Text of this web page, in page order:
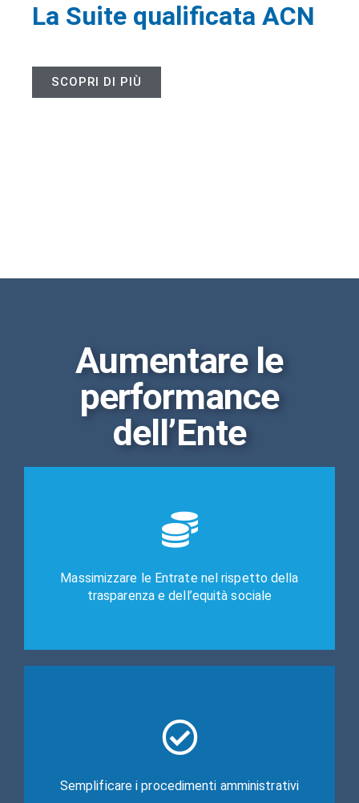
La Suite qualificata ACN
SCOPRI DI PIÙ
Aumentare le
performance
dell’Ente
Massimizzare le Entrate nel rispetto della
trasparenza e dell’equità sociale
*Entrate
Semplificare i procedimenti amministrativi